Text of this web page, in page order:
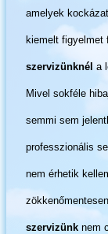
amelyek
kiemelt figyelmet
szervizünknél a
Mivel sokféle
semmi sem
professzionális
nem érhetik
szervizünk nem